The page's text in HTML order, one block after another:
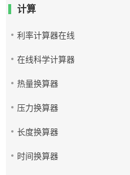
计算
利率计算器在线
在线科学计算器
热量换算器
压力换算器
长度换算器
时间换算器